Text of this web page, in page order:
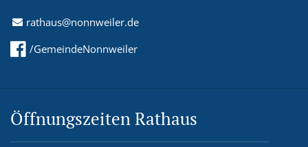
rathaus@nonnweiler.de
/GemeindeNonnweiler
Öffnungszeiten Rathaus